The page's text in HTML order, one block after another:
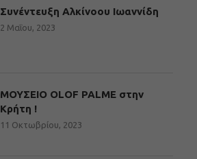
Συνέντευξη Αλκίνοου Ιωαννίδη
2 Μαΐου, 2023
ΜΟΥΣΕΙΟ OLOF PALME στην
Κρήτη !
11 Οκτωβρίου, 2023